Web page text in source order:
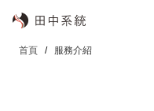
首頁 服務介紹